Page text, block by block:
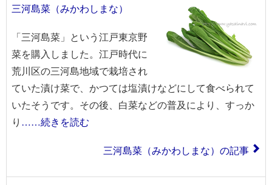
三河島菜（みかわしまな）
「三河島菜」という江戸東京野
菜を購入しました。江戸時代に
荒川区の三河島地域で栽培され
ていた漬け菜で、かつては塩漬けなどにして食べられて
いたそうです。その後、白菜などの普及により、すっか
り ……続きを読む
三河島菜（みかわしまな）の記事